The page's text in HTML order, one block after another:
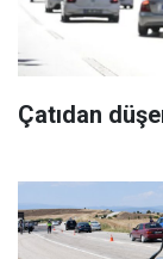
Çatıdan